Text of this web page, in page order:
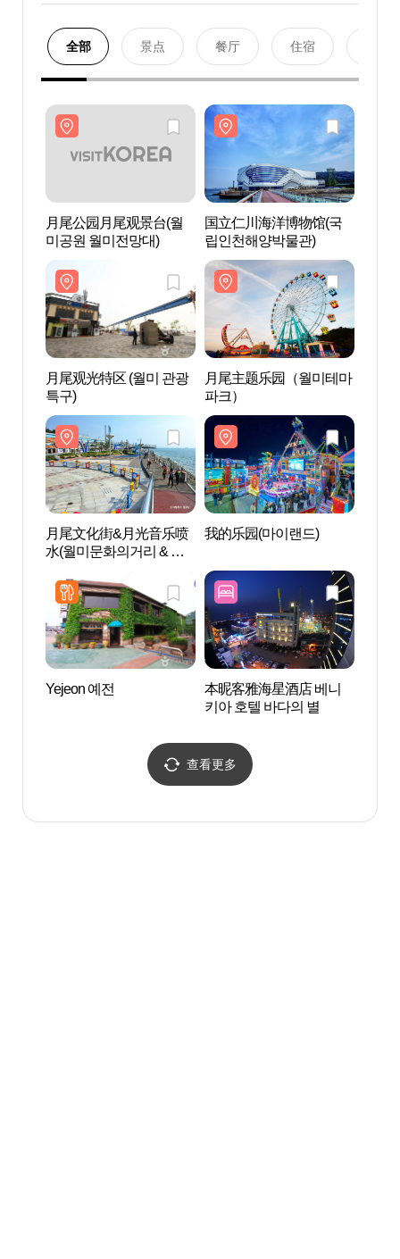
全部 景点 餐厅 住宿
月尾公园月尾观景台(월
미공원 월미전망대)
国立仁川海洋博物馆(국
립인천해양박물관)
月尾观光特区 (월미 관광
특구)
月尾主题乐园（월미테마
파크）
月尾文化街&月光音乐喷
水(월미문화의거리 & 달
我的乐园(마이랜드)
Yejeon 예전
本昵客雅海星酒店 베니
키아 호텔 바다의 별
查看更多